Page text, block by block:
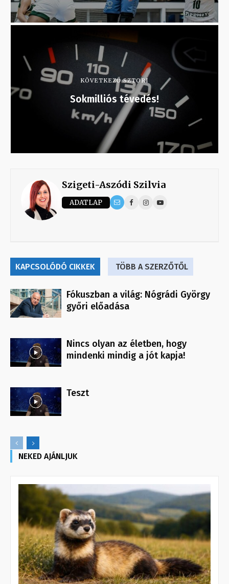
KÖVETKEZŐ SZTORI
Sokmilliós tévedés!
Szigeti-Aszódi Szilvia
ADATLAP
KAPCSOLÓDÓ CIKKEK TÖBB A SZERZŐTŐL
Fókuszban a világ: Nógrádi György
győri előadása
Nincs olyan az életben, hogy
mindenki mindig a jót kapja!
Teszt
NEKED AJÁNLJUK